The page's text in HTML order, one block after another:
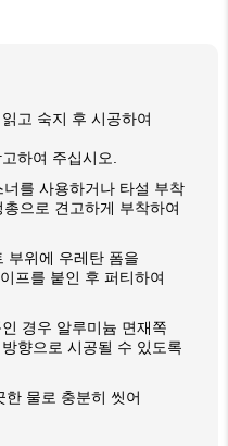
고 숙지 후 시공하여
하여 주십시오.
를 사용하거나 타설 부착
으로 견고하게 부착하여
부위에 우레탄 폼을
프를 붙인 후 퍼티하여
경우 알루미늄 면재쪽
향으로 시공될 수 있도록
물로 충분히 씻어